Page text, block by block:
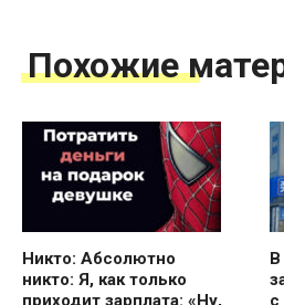
Похожие
Никто: Абсолютно
никто: Я, как только
приходит зарплата: «Ну,
В